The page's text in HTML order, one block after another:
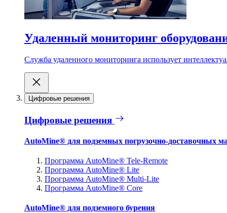
Удаленный мониторинг
Служба удаленного мониторинга использует
Цифровые решения
Цифровые решения
AutoMine® для подземных погрузочно-доставочных
Программа AutoMine® Tele-Remote
Программа AutoMine® Lite
Программа AutoMine® Multi-Lite
Программа AutoMine® Core
AutoMine® для подземного бурения